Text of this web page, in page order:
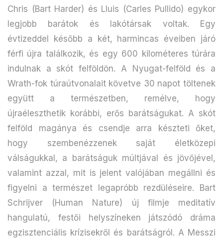
Chris (Bart Harder) és Lluis (Carles Pullido) egykor
legjobb barátok és lakótársak voltak. Egy
évtizeddel később a két, harmincas éveiben járó
férfi újra találkozik, és egy 600 kilométeres túrára
indulnak a skót felföldön. A Nyugat-felföld és a
Wrath-fok túraútvonalait követve 30 napot töltenek
együtt a természetben, remélve, hogy
újraéleszthetik korábbi, erős barátságukat. A skót
felföld magánya és csendje arra készteti őket,
hogy szembenézzenek saját életközepi
válságukkal, a barátságuk múltjával és jövőjével,
valamint azzal, mit is jelent valójában megállni és
figyelni a természet legapróbb rezdüléseire. Bart
Schrijver (Human Nature) új filmje meditatív
hangulatú, festői helyszíneken játszódó dráma
egzisztenciális krízisekről és barátságról. A Messzi